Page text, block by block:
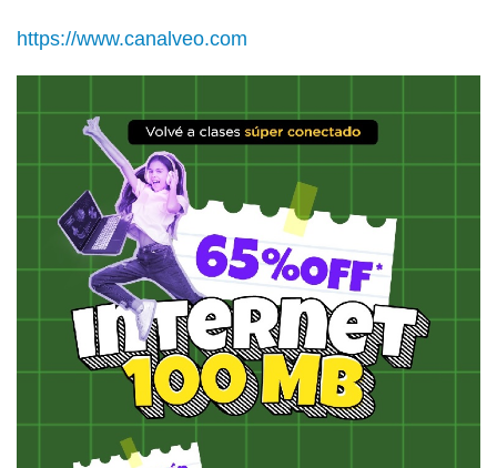
https://www.canalveo.com